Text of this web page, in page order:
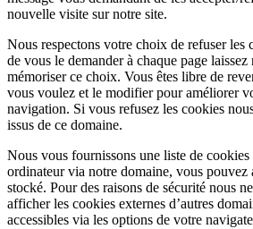
nouvelle visite sur notre site.
Nous respectons votre choix de refuser les
de vous le demander à chaque page
mémoriser ce choix. Vous êtes libre de
vous voulez et le modifier pour améliorer
navigation. Si vous refusez les cookies
issus de ce domaine.
Nous vous fournissons une liste de cookies
ordinateur via notre domaine, vous
stocké. Pour des raisons de sécurité nous
afficher les cookies externes d’autres
accessibles via les options de votre